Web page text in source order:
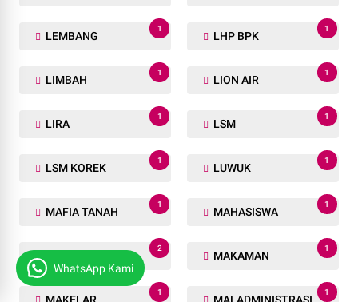
LEMBANG
1
LHP BPK
1
LIMBAH
1
LION AIR
1
LIRA
1
LSM
1
LSM KOREK
1
LUWUK
1
MAFIA TANAH
1
MAHASISWA
1
2
MAKAMAN
1
1 1
WhatsApp Kami